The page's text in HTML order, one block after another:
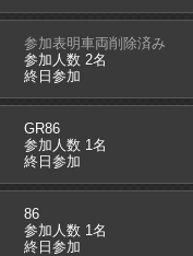
参加表明車両削除済み
参加人数 2名
終日参加
GR86
参加人数 1名
終日参加
86
参加人数 1名
終日参加